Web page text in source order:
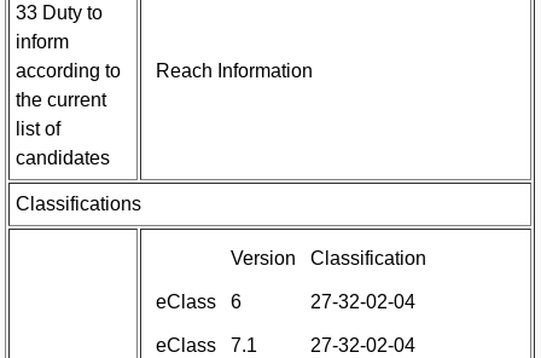
33 Duty to
inform
according to
the current
list of
candidates
Reach Information
Classifications
Version Classification
eClass 6 27-32-02-04
eClass 7.1 27-32-02-04